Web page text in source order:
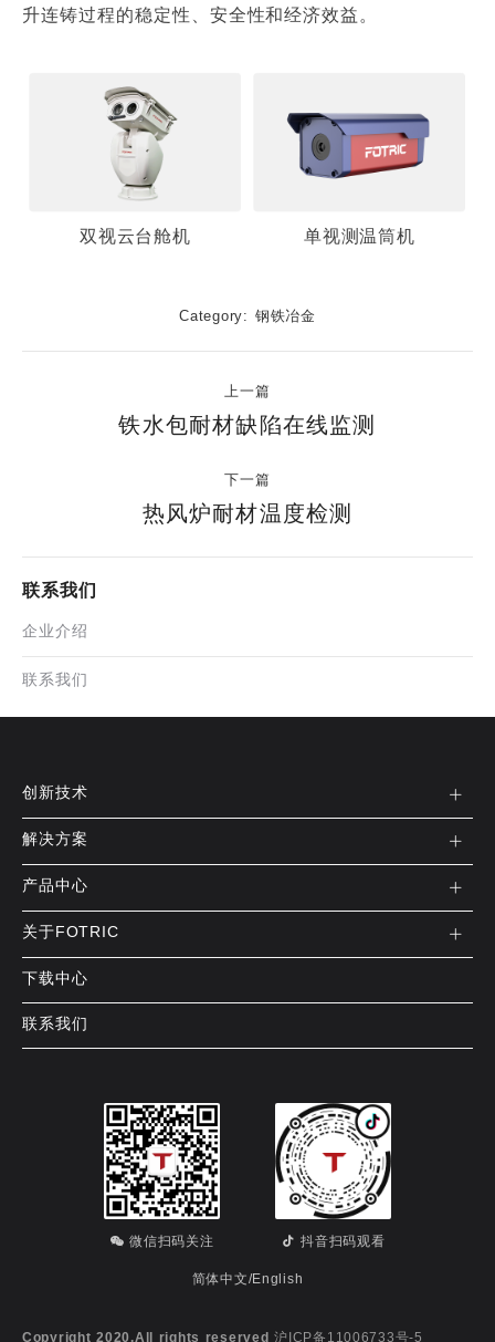
升连铸过程的稳定性、安全性和经济效益。
双视云台舱机 单视测温筒机
Category: 钢铁冶金
上一篇
铁水包耐材缺陷在线监测
下一篇
热风炉耐材温度检测
联系我们
企业介绍
联系我们
创新技术
解决方案
产品中心
关于FOTRIC
下载中心
联系我们
微信扫码关注 抖音扫码观看
简体中文/English
Copyright 2020.All rights reserved 沪ICP备11006733号-5